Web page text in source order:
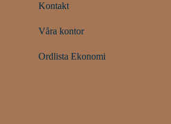
Kontakt
Våra kontor
Ordlista Ekonomi